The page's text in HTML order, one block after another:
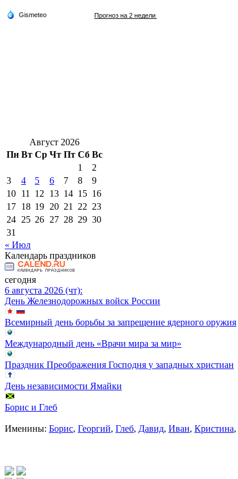
Август 2026
Пн Вт Ср Чт Пт Сб Вс
1
2
3
4 5 6 7 8
9
10 11 12 13 14 15 16
17 18 19 20 21 22 23
24 25 26 27 28 29 30
31
« Июл
Календарь праздников
сегодня
6 августа 2026 (чт):
День Железнодорожных войск России
Всемирный день борьбы за запрещение ядерного оружия
Международный день «Врачи мира за мир»
Праздник Преображения Господня у западных христиан
День независимости Ямайки
Борис и Глеб
Именины: Борис, Георгий, Глеб, Давид, Иван, Кристина,